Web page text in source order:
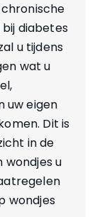
diabetes
u tijdens
wat u
uw eigen
Dit is
in de
u
wondjes